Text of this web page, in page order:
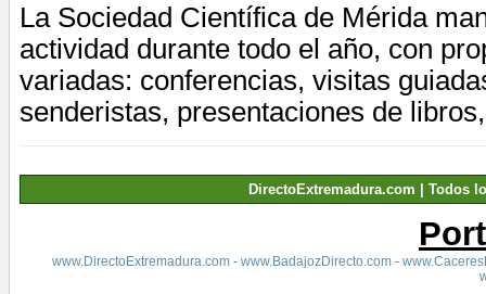
La Sociedad Científica de Mérida
actividad durante todo el año, con
variadas: conferencias, visitas
senderistas, presentaciones de
DirectoExtremadura.com | Todos
www.DirectoExtremadura.com- www.BadajozDirecto.com-